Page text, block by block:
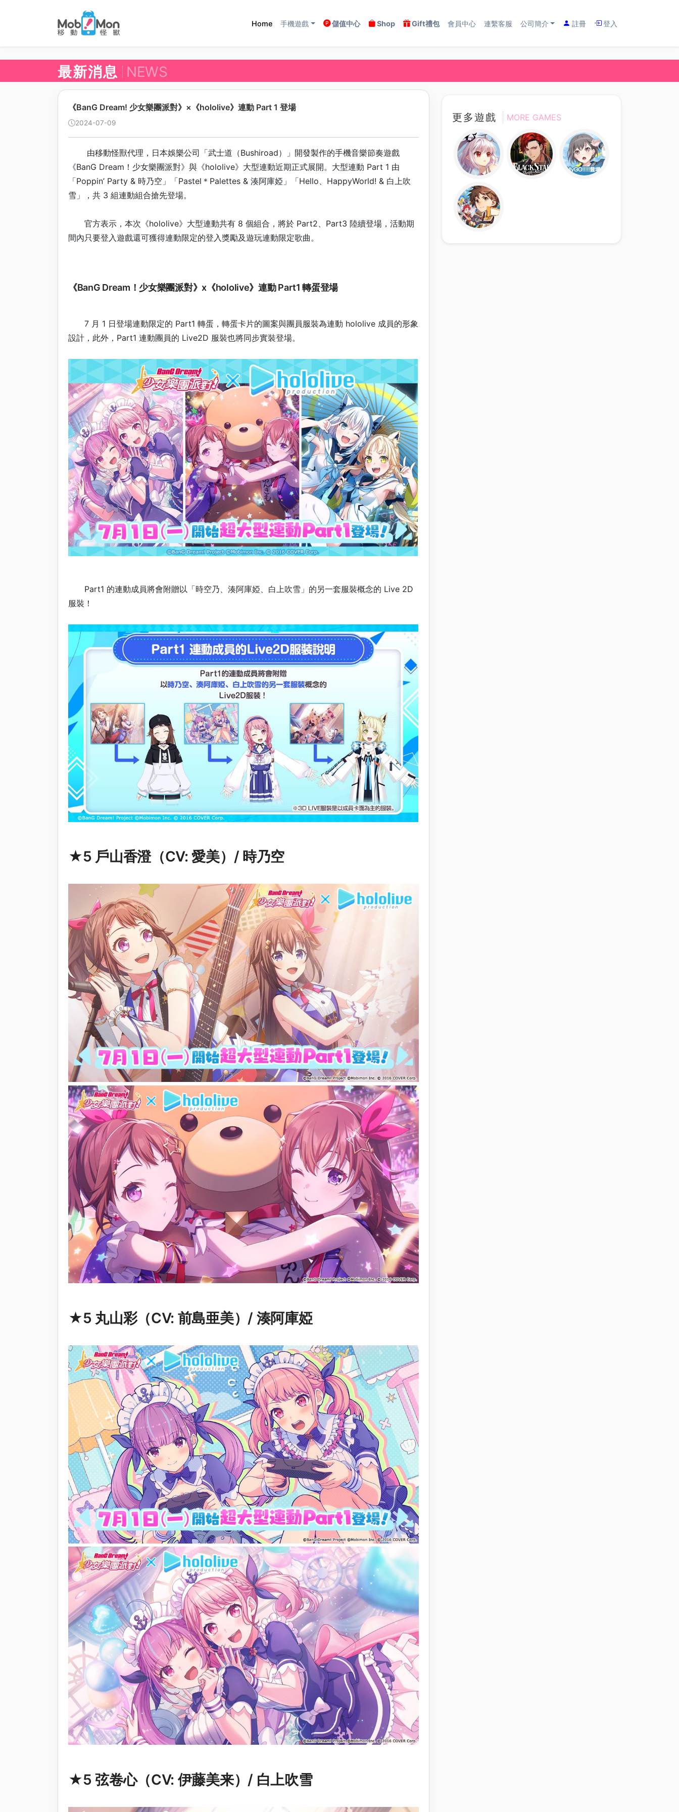
Home 手機遊戲 儲值中心 Shop Gift禮包 會員中心 連繫客服 公司簡介 註冊 登入
最新消息 NEWS
《BanG Dream! 少女樂團派對》×《hololive》連動 Part 1 登場
2024-07-09
由移動怪獸代理，日本娛樂公司「武士道（Bushiroad）」開發製作的手機音樂節奏遊戲
《BanG Dream！少女樂團派對》與《hololive》大型連動近期正式展開。大型連動 Part 1 由
「Poppin’ Party & 時乃空」「Pastel＊Palettes & 湊阿庫婭」「Hello、HappyWorld! & 白上吹
雪」，共 3 組連動組合搶先登場。
官方表示，本次《hololive》大型連動共有 8 個組合，將於 Part2、Part3 陸續登場，活動期
間內只要登入遊戲還可獲得連動限定的登入獎勵及遊玩連動限定歌曲。
《BanG Dream！少女樂團派對》x《hololive》連動 Part1 轉蛋登場
7 月 1 日登場連動限定的 Part1 轉蛋，轉蛋卡片的圖案與團員服裝為連動 hololive 成員的形象
設計，此外，Part1 連動團員的 Live2D 服裝也將同步實裝登場。
Part1 的連動成員將會附贈以「時空乃、湊阿庫婭、白上吹雪」的另一套服裝概念的 Live 2D
服裝！
★5 戶山香澄（CV: 愛美）/ 時乃空
★5 丸山彩（CV: 前島亜美）/ 湊阿庫婭
★5 弦卷心（CV: 伊藤美来）/ 白上吹雪
更多遊戲 MORE GAMES